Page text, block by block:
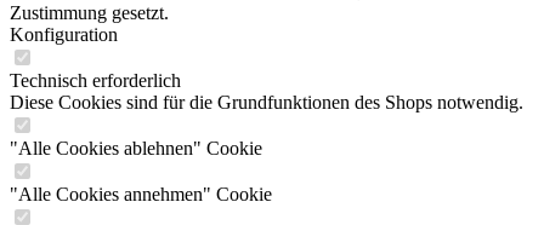
Zustimmung gesetzt.
Konfiguration
Technisch erforderlich
Diese Cookies sind für die Grundfunktionen des Shops notwendig.
"Alle Cookies ablehnen" Cookie
"Alle Cookies annehmen" Cookie